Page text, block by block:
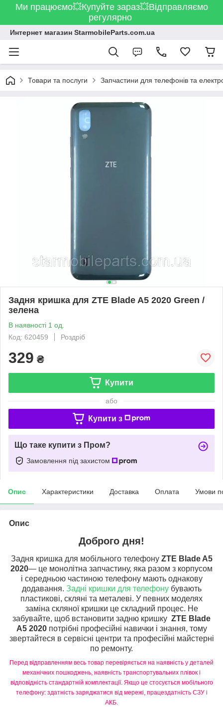
Ми працюємо💥Купуйте зараз💥Відправляємо
регулярно
Интернет магазин StarmobileParts.com.ua
Товари та послуги Запчастини для телефонів та
Задня кришка для ZTE Blade A5 2020 Green /
зелена
В наявності 1 од.
Код: 620459
Роздріб
329 ₴
Купити
або
Купити з
Що таке купити з Пром?
Замовлення під захистом
Опис Характеристики Доставка Оплата Умови
Опис
Доброго дня!
Задня кришка для мобільного телефону ZTE Blade A5
2020— це монолітна запчастину, яка разом з корпусом
і середньою частиною телефону мають однакову
додавання. Задні кришки для телефонубувають
пластикові, скляні та металеві. У певних моделях
заміна скляної кришки це складний процес. Не
забувайте, щоб встановити задню кришку ZTE Blade
A5 2020потрібні професійні навички і знання, тому
звертайтеся в сервісні центри та професійні майстерні
по ремонту.
Перед відправленням весь товар перевіряється на наявність у деталей
механічних пошкоджень, наявність транспортувальних плівок і
відповідність стандартній комплектації. Якщо це стосується мобільного
телефону: здатність заряджатися від мережі, працездатність СЗУ і
АКБ.